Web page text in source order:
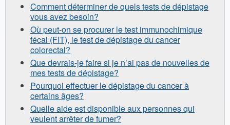
Comment déterminer de quels tests de dépistage
vous avez besoin?
Où peut-on se procurer le test immunochimique
fécal (FIT), le test de dépistage du cancer
colorectal?
Que devrais-je faire si je n’ai pas de nouvelles de
mes tests de dépistage?
Pourquoi effectuer le dépistage du cancer à
certains âges?
Quelle aide est disponible aux personnes qui
veulent arrêter de fumer?